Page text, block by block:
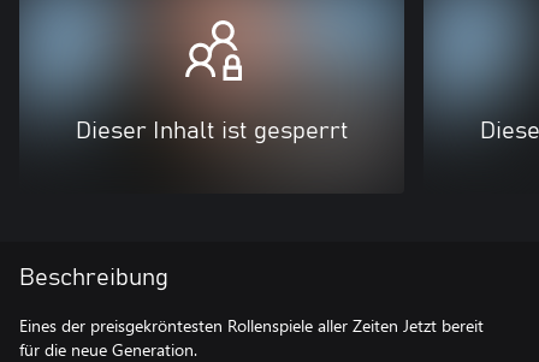
Dieser Inhalt ist gesperrt
Beschreibung
Eines der preisgekröntesten Rollenspiele aller Zeiten Jetzt bereit
für die neue Generation.